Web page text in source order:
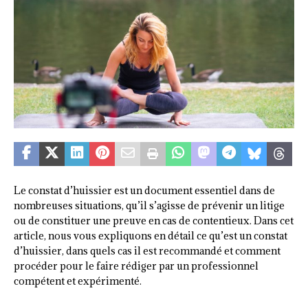
Le constat d’huissier est un document essentiel dans de
nombreuses situations, qu’il s’agisse de prévenir un litige
ou de constituer une preuve en cas de contentieux. Dans cet
article, nous vous expliquons en détail ce qu’est un constat
d’huissier, dans quels cas il est recommandé et comment
procéder pour le faire rédiger par un professionnel
compétent et expérimenté.